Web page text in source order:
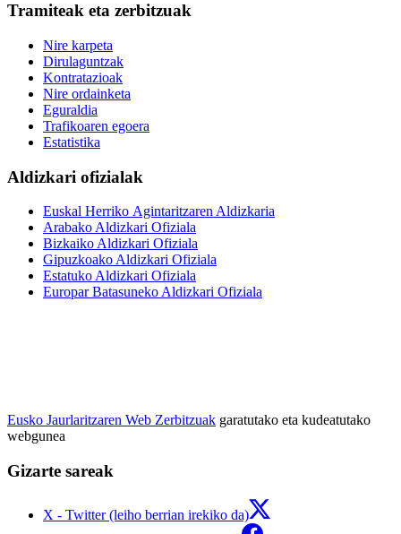
Tramiteak eta zerbitzuak
Nire karpeta
Dirulaguntzak
Kontratazioak
Nire ordainketa
Eguraldia
Trafikoaren egoera
Estatistika
Aldizkari ofizialak
Euskal Herriko Agintaritzaren Aldizkaria
Arabako Aldizkari Ofiziala
Bizkaiko Aldizkari Ofiziala
Gipuzkoako Aldizkari Ofiziala
Estatuko Aldizkari Ofiziala
Europar Batasuneko Aldizkari Ofiziala
Eusko Jaurlaritzaren Web Zerbitzuak garatutako eta kudeatutako
webgunea
Gizarte sareak
X - Twitter (leiho berrian irekiko da)